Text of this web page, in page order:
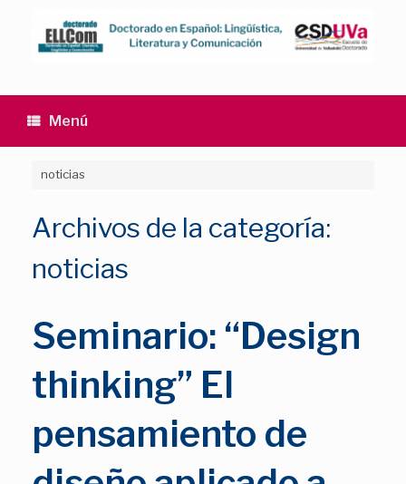
contenido
Menú
noticias
Archivos de la categoría:
noticias
Seminario: “Design
thinking” El
pensamiento de